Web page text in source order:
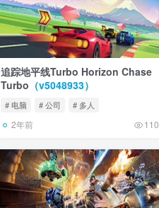
追踪地平线Turbo Horizon Chase
Turbo （v5048933）
# 电脑 # 公司 # 多人
2年前 110